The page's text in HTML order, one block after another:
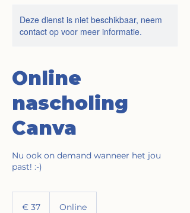
Deze dienst is niet beschikbaar, neem
contact op voor meer informatie.
Online
nascholing
Canva
Nu ook on demand wanneer het jou
past! :-)
€ 37 Online